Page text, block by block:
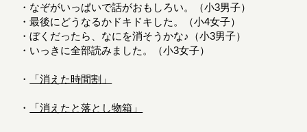
・なぞがいっぱいで話がおもしろい。（小3男子）
・最後にどうなるかドキドキした。（小4女子）
・ぼくだったら、なにを消そうかな♪（小3男子）
・いっきに全部読みました。（小3女子）
・ 「消えた時間割」
・ 「消えたと落とし物箱」